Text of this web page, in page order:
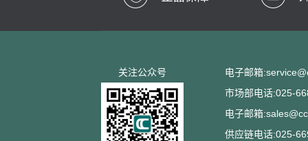
关注公众号
电子邮箱
市场部电话:025-
电子邮箱
供应链电话:025-